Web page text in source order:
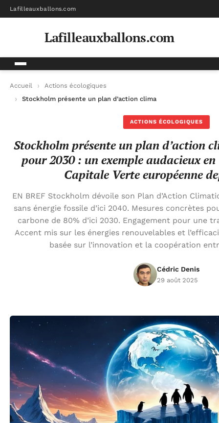
Lafilleauxballons.com
Lafilleauxballons.com
Accueil
Actions écologiques
Stockholm présente un plan d’action climatique ambitieux
ACTIONS ÉCOLOGIQUES
Stockholm présente un plan d’action
pour 2030 : un exemple audacieux
Capitale Verte européenne
EN BREF Stockholm dévoile son Plan d’Action
sans énergie fossile d’ici 2040. Mesures concrètes
carbone de 80% d’ici 2030. Engagement pour une
Accent mis sur les énergies renouvelables et
basée sur l’innovation et la coopération
Cédric Denis
29 août 2025